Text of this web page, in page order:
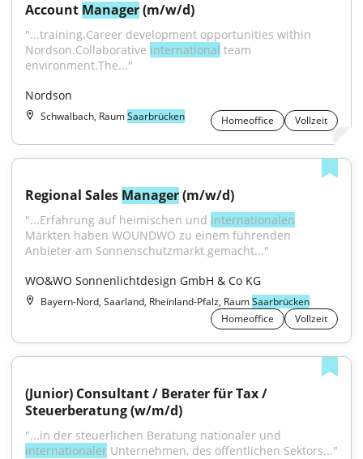
Account Manager (m/w/d)
"...training.Career development opportunities within
Nordson.Collaborative international team
environment.The..."
Nordson
Schwalbach, RaumSaarbrücken Homeoffice Vollzeit
Regional Sales Manager (m/w/d)
"...Erfahrung auf heimischen und internationalen
Märkten haben WOUNDWO zu einem führenden
Anbieter am Sonnenschutzmarkt gemacht..."
WO&WO Sonnenlichtdesign GmbH & Co KG
Bayern-Nord, Saarland, Rheinland-Pfalz, RaumSaarbrücken
Homeoffice
Vollzeit
(Junior) Consultant / Berater für Tax /
Steuerberatung (w/m/d)
internationaler Unternehmen, des öffentlichen Sektors..."